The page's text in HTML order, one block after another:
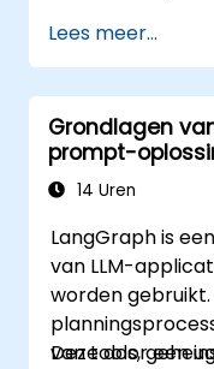
Lees meer...
Grondlagen
prompt-
14 Uren
LangGraph is
van LLM-
worden
van tools,
Deze door een